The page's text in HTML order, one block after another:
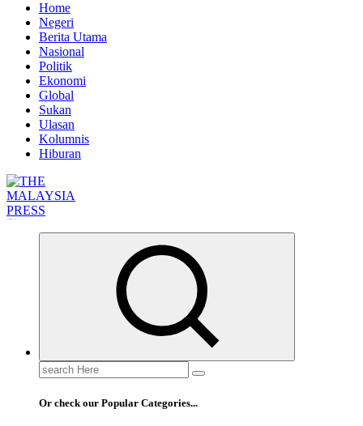
Home
Negeri
Berita Utama
Nasional
Politik
Ekonomi
Global
Sukan
Ulasan
Kolumnis
Hiburan
Search
for:
Or check our Popular Categories...